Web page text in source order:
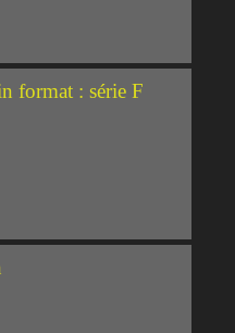
format : série F